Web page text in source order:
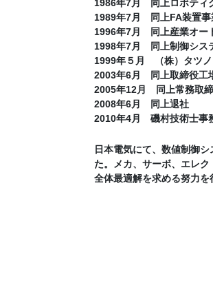
1986年7月 同上ロボティ
1989年7月 同上FA装置事
1996年7月 同上産業オー
1998年7月 同上制御シス
1999年５月 （株）タツノ
2003年6月 同上取締役工
2005年12月 同上常務取
2008年6月 同上退社
2010年4月 磯村技術士事
日本電気にて、数値制御
た。メカ、サーボ、エレク
全体最適解を求める努力を